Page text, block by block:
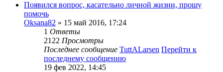
Появился вопрос, касательно личной жизни, прошу
помочь
Oksana82 » 15 май 2016, 17:24
1 Ответы
2122 Просмотры
Последнее сообщение TuttALarsen Перейти к
последнему сообщению
19 фев 2022, 14:45